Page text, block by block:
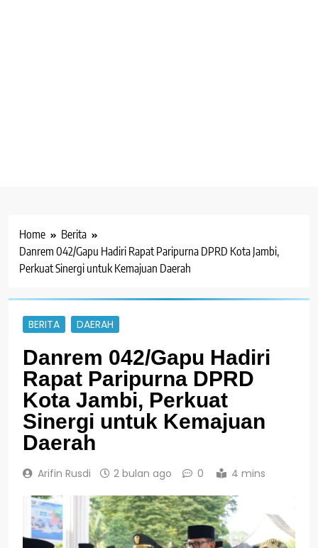
Home
Berita
Danrem 042/Gapu Hadiri Rapat Paripurna DPRD Kota Jambi,
Perkuat Sinergi untuk Kemajuan Daerah
BERITA DAERAH
Danrem 042/Gapu Hadiri
Rapat Paripurna DPRD
Kota Jambi, Perkuat
Sinergi untuk Kemajuan
Daerah
Arifin Rusdi 2 bulan ago 0 4 mins